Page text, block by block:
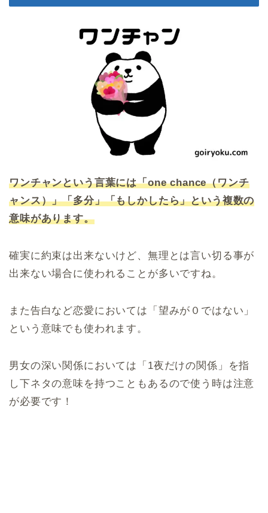
ワンチャンという言葉には「one chance（ワンチ
ャンス）」「多分」「もしかしたら」という複数の
意味があります。
確実に約束は出来ないけど、無理とは言い切る事が
出来ない場合に使われることが多いですね。
また告白など恋愛においては「望みが０ではない」
という意味でも使われます。
男女の深い関係においては「1夜だけの関係」を指
し下ネタの意味を持つこともあるので使う時は注意
が必要です！